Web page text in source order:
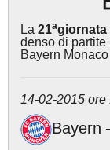
La 21agiornata
denso di partite
Bayern
14-02-2015 ore
Bayern